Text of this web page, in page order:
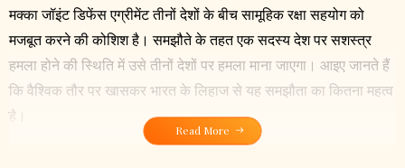
मक्का जॉइंट डिफेंस एग्रीमेंट तीनों देशों के बीच सामूहिक रक्षा सहयोग को
मजबूत करने की कोशिश है। समझौते के तहत एक सदस्य देश पर सशस्त्र
हमला होने की स्थिति में उसे तीनों देशों पर हमला माना जाएगा। आइए जानते हैं
कि वैश्विक तौर पर खासकर भारत के लिहाज से यह समझौता का कितना महत्व
है।
Read More